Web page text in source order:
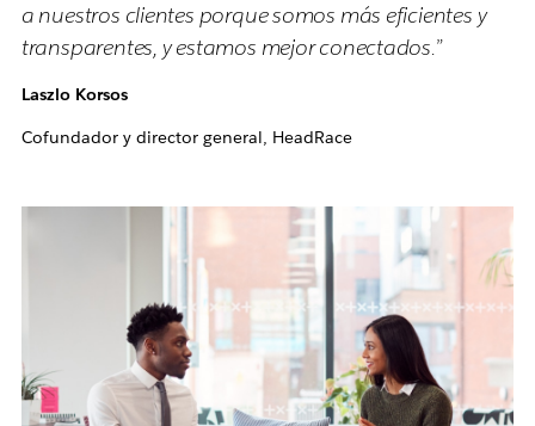
a nuestros clientes porque somos más eficientes y
transparentes, y estamos mejor conectados.”
Laszlo Korsos
Cofundador y director general, HeadRace